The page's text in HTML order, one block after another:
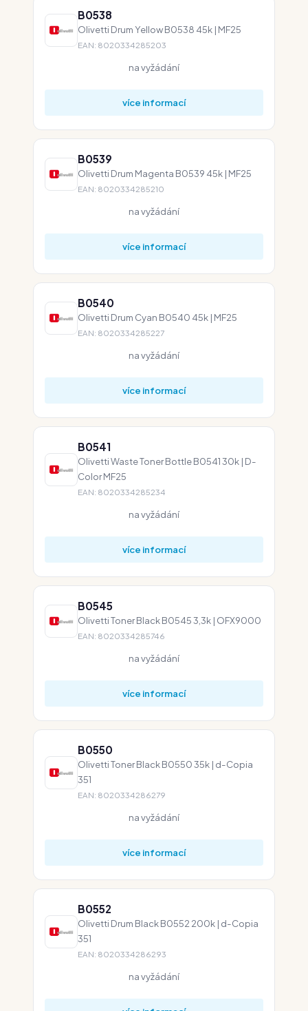
B0538
Olivetti Drum Yellow B0538 45k | MF25
EAN: 8020334285203
na vyžádání
více informací
B0539
Olivetti Drum Magenta B0539 45k | MF25
EAN: 8020334285210
na vyžádání
více informací
B0540
Olivetti Drum Cyan B0540 45k | MF25
EAN: 8020334285227
na vyžádání
více informací
B0541
Olivetti Waste Toner Bottle B0541 30k | D-
Color MF25
EAN: 8020334285234
na vyžádání
více informací
B0545
Olivetti Toner Black B0545 3,3k | OFX9000
EAN: 8020334285746
na vyžádání
více informací
B0550
Olivetti Toner Black B0550 35k | d-Copia
351
EAN: 8020334286279
na vyžádání
více informací
B0552
Olivetti Drum Black B0552 200k | d-Copia
351
EAN: 8020334286293
na vyžádání